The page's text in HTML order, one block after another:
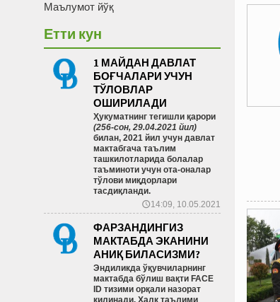
Маълумот йўқ
Етти кун
1 МАЙДАН ДАВЛАТ
БОҒЧАЛАРИ УЧУН
ТЎЛОВЛАР
ОШИРИЛАДИ
Ҳукуматнинг тегишли қарори
(256-сон, 29.04.2021 йил)
билан, 2021 йил учун давлат
мактабгача таълим
ташкилотларида болалар
таъминоти учун ота-оналар
тўлови миқдорлари
тасдиқланди.
🕔14:09, 10.05.2021
ФАРЗАНДИНГИЗ
МАКТАБДА ЭКАНИНИ
АНИҚ БИЛАСИЗМИ?
Эндиликда ўқувчиларнинг
мактабда бўлиш вақти FACE
ID тизими орқали назорат
қилинади. Халқ таълими